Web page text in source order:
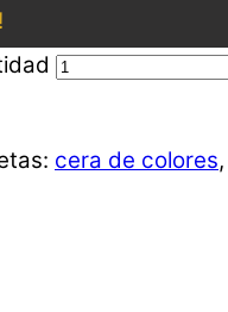
cera de colores,